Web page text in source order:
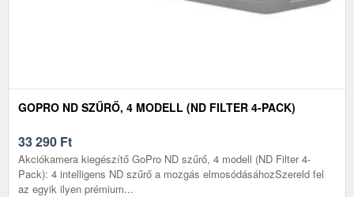
GOPRO ND SZŰRŐ, 4 MODELL (ND FILTER 4-PACK)
33 290 Ft
Akciókamera kiegészítő GoPro ND szűrő, 4 modell (ND Filter 4-
Pack): 4 intelligens ND szűrő a mozgás elmosódásáhozSzereld fel
az egyik ilyen prémium...